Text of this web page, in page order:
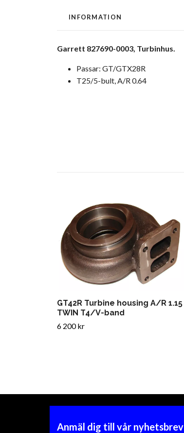
INFORMATION
Garrett 827690-0003, Turbinhus.
Passar: GT/GTX28R
T25/5-bult, A/R 0.64
GT42R Turbine housing A/R 1.15
TWIN T4/V-band
6 200 kr
Anmäl dig till vår nyhetsbrev